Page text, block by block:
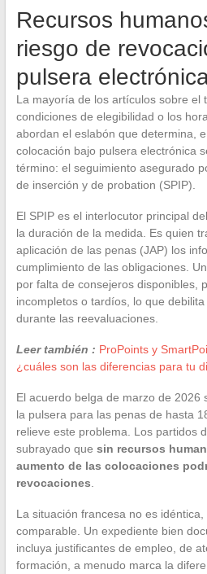
Recursos
riesgo de
pulsera
La mayoría de los artículos sobre el
condiciones de elegibilidad o los
abordan el eslabón que determina,
colocación bajo pulsera electrónica
término: el seguimiento asegurado
de inserción y de probation (SPIP).
El SPIP es el interlocutor principal
la duración de la medida. Es quien
aplicación de las penas (JAP) los
cumplimiento de las obligaciones.
por falta de consejeros disponibles,
incompletos o tardíos, lo que
durante las reevaluaciones.
Leer también : ProPoints y
¿cuáles son las diferencias para tu
El acuerdo belga de marzo de 2026
la pulsera para las penas de hasta
relieve este problema. Los partidos
subrayado que sin recursos
aumento de las colocaciones
revocaciones
La situación francesa no es
comparable. Un expediente bien
incluya justificantes de empleo, de
formación, a menudo marca la